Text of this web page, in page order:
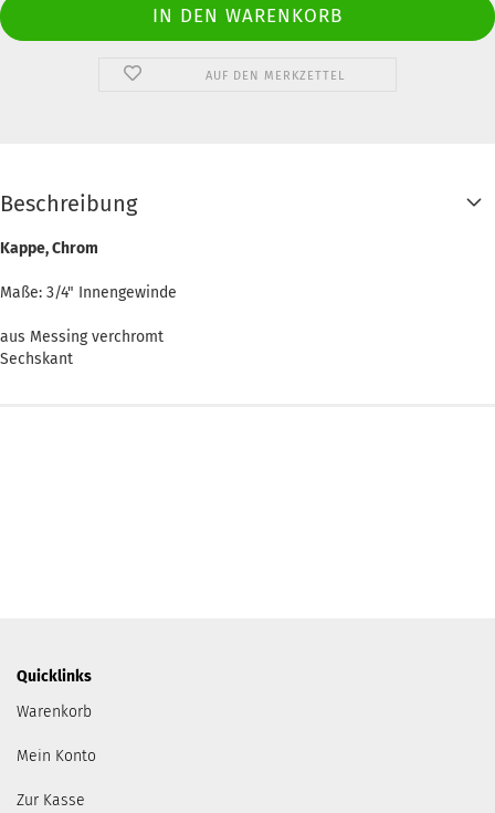
AUF DEN MERKZETTEL
Beschreibung
Kappe, Chrom
Maße: 3/4" Innengewinde
aus Messing verchromt
Sechskant
Quicklinks
Warenkorb
Mein Konto
Zur Kasse